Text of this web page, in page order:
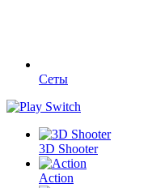
Сеты
3D Shooter
Action